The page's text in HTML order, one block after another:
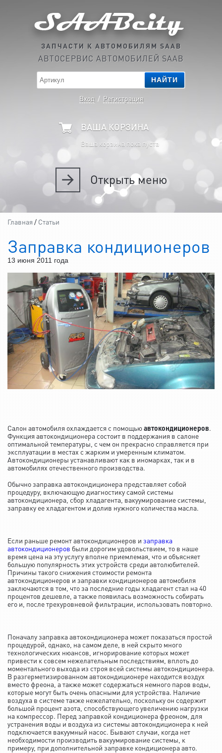
ЗАПЧАСТИ К АВТОМОБИЛЯМ SAAB
АВТОСЕРВИС АВТОМОБИЛЕЙ SAAB
НАЙТИ
Вход / Регистрация
ВАША КОРЗИНА
Ваша корзина пока пуста
Открытьменю
Главная / Статьи
Заправка кондиционеров
13 июня 2011 года
Салон автомобиля охлаждается с помощьюавтокондиционеров.
Функция автокондиционера состоит в поддержания в салоне
оптимальной температуры, с чем он прекрасно справляется при
эксплуатации в местах с жарким и умеренным климатом.
Автокондиционеры устанавливают как в иномарках, так и в
автомобилях отечественного производства.
Обычно заправка автокондиционера представляет собой
процедуру, включающую диагностику самой системы
автокондиционера, сбор хладагента, вакуумирование системы,
заправку ее хладагентом и долив нужного количества масла.
Если раньше ремонт автокондиционеров и заправка
автокондиционеров были дорогим удовольствием, то в наше
время цена на эту услугу вполне приемлемая, что и объясняет
большую популярность этих устройств среди автолюбителей.
Причины такого снижения стоимости ремонта
автокондиционеров и заправки кондиционеров автомобиля
заключаются в том, что за последние годы хладагент стал на 40
процентов дешевле, а также появилась возможность собирать
его и, после трехуровневой фильтрации, использовать повторно.
Поначалу заправка автокондиционера может показаться простой
процедурой, однако, на самом деле, в ней скрыто много
технологических нюансов, игнорирование которых может
привести к совсем нежелательным последствиям, вплоть до
моментального выхода из строя всей системы автокондиционера.
В разгерметизированном автокондиционере находится воздух
вместо фреона, а также может содержаться немного паров воды,
которые могут быть очень опасными для устройства. Наличие
воздуха в системе также нежелательно, поскольку он содержит
большой процент азота, способствующего увеличению нагрузки
на компрессор. Перед заправкой кондиционера фреоном, для
устранения воды и воздуха из системы автокондиционера к ней
подключается вакуумный насос. Бывают случаи, когда нет
необходимости производить вакуумирование системы, к
примеру, при дополнительной заправке кондиционера авто.